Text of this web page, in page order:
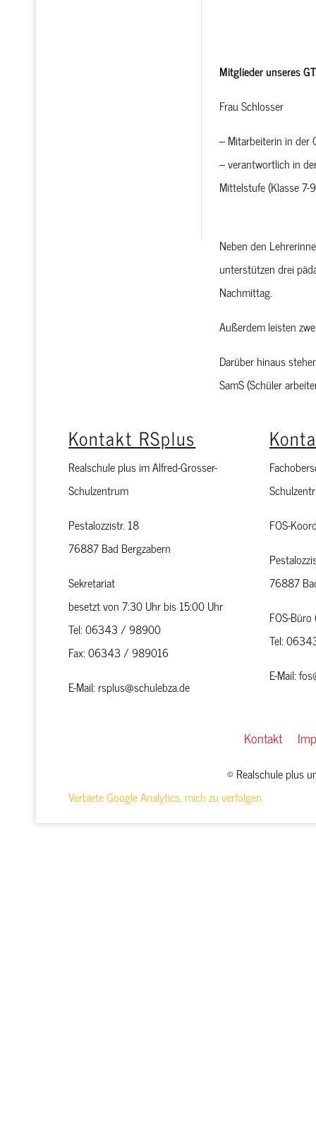
Mitglieder unseres
Frau Schlosser
– Mitarbeiterin in der
– verantwortlich in
Mittelstufe (Klasse 7-
Neben den
unterstützen drei
Nachmittag.
Außerdem leisten
Darüber hinaus
SamS (Schüler
Kontakt RSplus
Realschule plus im Alfred-Grosser-
Schulzentrum
Pestalozzistr. 18
76887 Bad Bergzabern
Sekretariat
besetzt von 7:30 Uhr bis 15:00 Uhr
Tel: 06343 / 98900
Fax: 06343 / 989016
E-Mail: rsplus@schulebza.de
FOS-
76887
FOS-
Tel:
E-Mail:
Kontakt
© Realschule plus
Verbiete Google Analytics, mich zu verfolgen